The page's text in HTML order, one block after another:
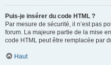
Puis-je insérer du code HTML ?
Par mesure de sécurité, il n’est pas
forum. La majeure partie de la mise
code HTML peut être remplacée par
Haut